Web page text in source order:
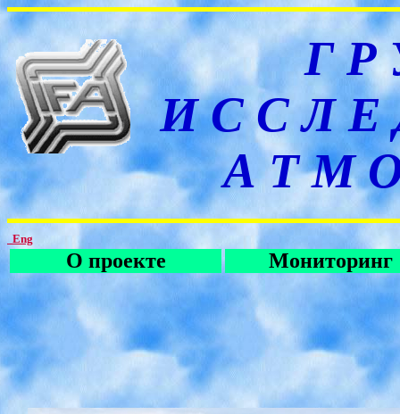
Г Р
И С С Л Е
А Т М
Eng
О проекте Мониторинг